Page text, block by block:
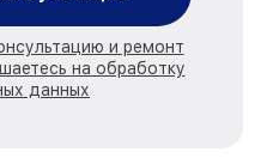
и ремонт
на обработку
данных